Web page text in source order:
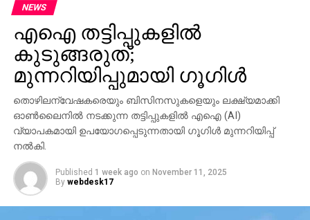
NEWS
എഐ തട്ടിപ്പുകളില്‍
കുടുങ്ങരുത്;
മുന്നറിയിപ്പുമായി ഗൂഗിള്‍
തൊഴിലന്വേഷകരെയും ബിസിനസുകളെയും ലക്ഷ്യമാക്കി
ഓണ്‍ലൈനില്‍ നടക്കുന്ന തട്ടിപ്പുകളില്‍ എഐ (AI)
വ്യാപകമായി ഉപയോഗപ്പെടുന്നതായി ഗൂഗിള്‍ മുന്നറിയിപ്പ്
നല്‍കി.
Published 1 week ago on November 11, 2025
By webdesk17